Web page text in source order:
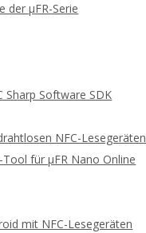
der μFR-Serie
Sharp Software SDK
NFC-Lesegeräten
für μFR Nano Online
mit NFC-Lesegeräten